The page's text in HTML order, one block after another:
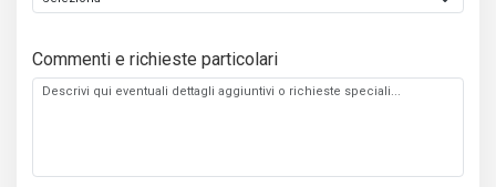
Commenti e richieste particolari